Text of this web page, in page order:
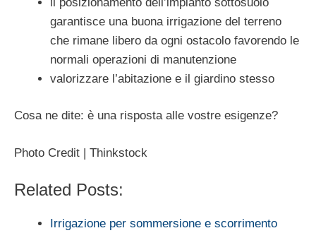
garantisce una buona irrigazione del terreno
che rimane libero da ogni ostacolo favorendo le
normali operazioni di manutenzione
valorizzare l’abitazione e il giardino stesso
Cosa ne dite: è una risposta alle vostre esigenze?
Photo Credit | Thinkstock
Related Posts:
Irrigazione per sommersione e scorrimento